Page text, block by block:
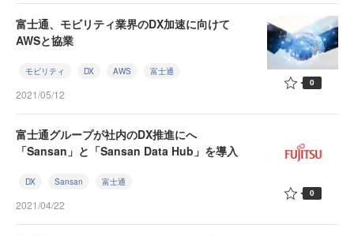
富士通、モビリティ業界のDX加速に向けて
AWSと協業
モビリティ DX AWS 富士通
2021/05/12
0
富士通グループが社内のDX推進にへ
「Sansan」と「Sansan Data Hub」を導入
DX Sansan 富士通
2021/04/22
0